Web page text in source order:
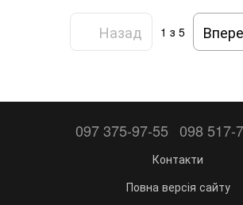
Назад 1 з 5
097 375-97-55 098 517-
Контакти
Повна версія сайту